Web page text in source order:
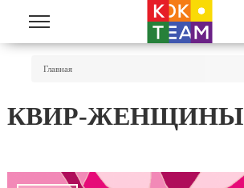
Перейти к основному содержанию
Главная
КВИР-ЖЕНЩИНЫ